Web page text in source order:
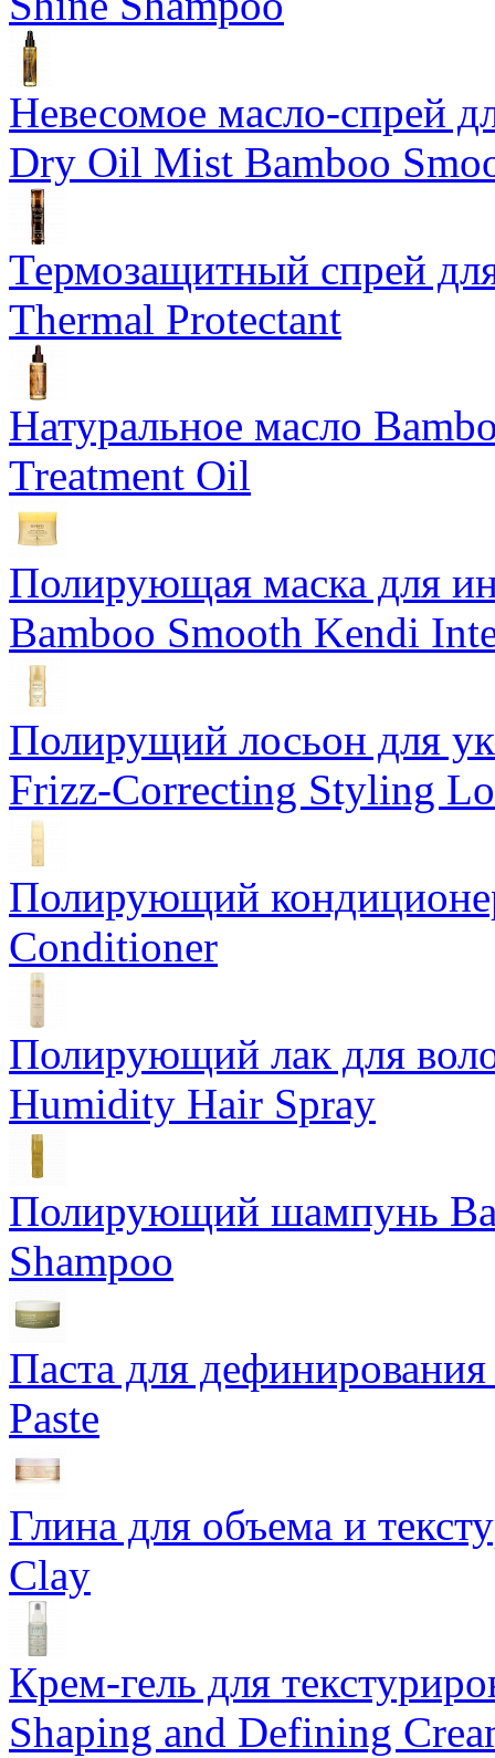
Невесомое масло-спрей
Dry Oil Mist Bamboo
Термозащитный спрей
Thermal Protectant
Натуральное масло
Treatment Oil
Полирующая маска для
Bamboo Smooth Kendi
Полирущий лосьон для
Frizz-Correcting Styling
Полирующий
Conditioner
Полирующий лак для
Humidity Hair Spray
Полирующий шампунь
Shampoo
Паста для
Paste
Глина для объема и
Clay
Крем-гель для
Shaping and Defining